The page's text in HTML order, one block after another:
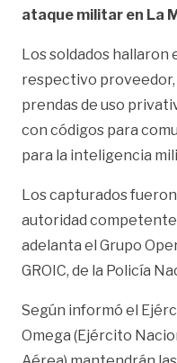
ataque militar en La
Los soldados hallaron
respectivo
prendas de uso
con códigos para
para la inteligencia
Los capturados
autoridad
adelanta el Grupo
GROIC, de la Policía
Según informó el
Omega (Ejército